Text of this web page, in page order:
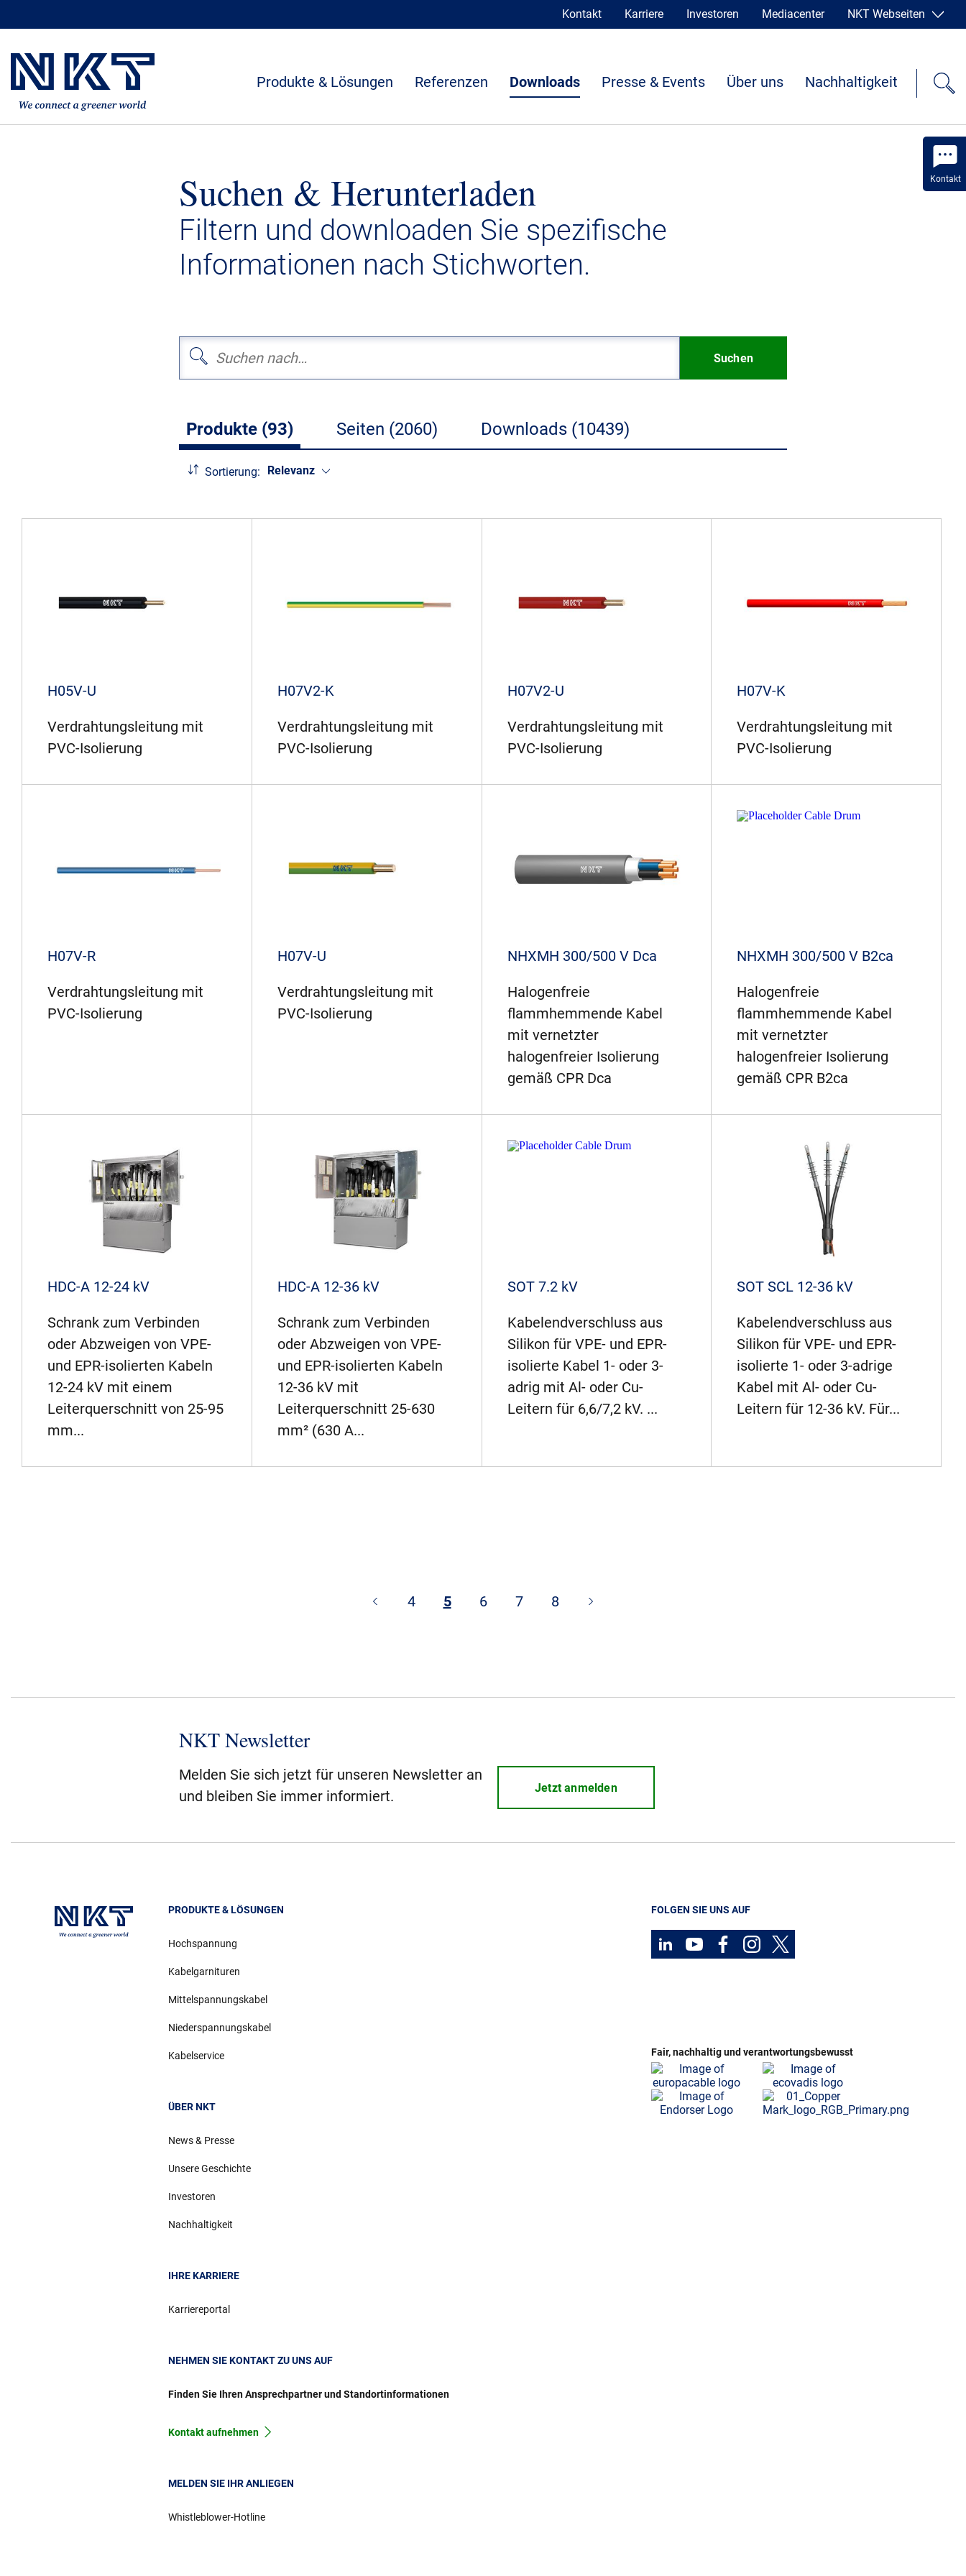
Kontakt
Kontakt Karriere Investoren Mediacenter NKT Webseiten
Produkte & Lösungen Referenzen Downloads Presse & Events Über uns Nachhaltigkeit
Suchen & Herunterladen
Filtern und downloaden Sie spezifische
Informationen nach Stichworten.
Suchen
Produkte (93) Seiten (2060) Downloads (10439)
Sortierung: Relevanz
H05V-U
Verdrahtungsleitung mit
PVC-Isolierung
H07V2-K
Verdrahtungsleitung mit
PVC-Isolierung
H07V2-U
Verdrahtungsleitung mit
PVC-Isolierung
H07V-K
Verdrahtungsleitung mit
PVC-Isolierung
H07V-R
Verdrahtungsleitung mit
PVC-Isolierung
H07V-U
Verdrahtungsleitung mit
PVC-Isolierung
NHXMH 300/500 V Dca
Halogenfreie
flammhemmende Kabel
mit vernetzter
halogenfreier Isolierung
gemäß CPR Dca
NHXMH 300/500 V B2ca
Halogenfreie
flammhemmende Kabel
mit vernetzter
halogenfreier Isolierung
gemäß CPR B2ca
HDC-A 12-24 kV
Schrank zum Verbinden
oder Abzweigen von VPE-
und EPR-isolierten Kabeln
12-24 kV mit einem
Leiterquerschnitt von 25-95
mm...
HDC-A 12-36 kV
Schrank zum Verbinden
oder Abzweigen von VPE-
und EPR-isolierten Kabeln
12-36 kV mit
Leiterquerschnitt 25-630
mm² (630 A...
SOT 7.2 kV
Kabelendverschluss aus
Silikon für VPE- und EPR-
isolierte Kabel 1- oder 3-
adrig mit Al- oder Cu-
Leitern für 6,6/7,2 kV. ...
SOT SCL 12-36 kV
Kabelendverschluss aus
Silikon für VPE- und EPR-
isolierte 1- oder 3-adrige
Kabel mit Al- oder Cu-
Leitern für 12-36 kV. Für...
4 5 6 7 8
NKT Newsletter
Melden Sie sich jetzt für unseren Newsletter an
und bleiben Sie immer informiert.
Jetzt anmelden
PRODUKTE & LÖSUNGEN
Hochspannung
Kabelgarnituren
Mittelspannungskabel
Niederspannungskabel
Kabelservice
ÜBER NKT
News & Presse
Unsere Geschichte
Investoren
Nachhaltigkeit
IHRE KARRIERE
Karriereportal
NEHMEN SIE KONTAKT ZU UNS AUF
Finden Sie Ihren Ansprechpartner und Standortinformationen
Kontakt aufnehmen
MELDEN SIE IHR ANLIEGEN
Whistleblower-Hotline
FOLGEN SIE UNS AUF
Fair, nachhaltig und verantwortungsbewusst